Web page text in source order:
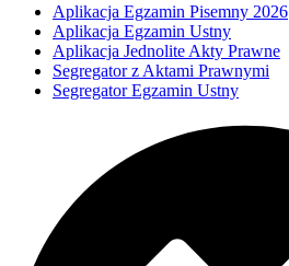
Aplikacja Egzamin Pisemny 2026
Aplikacja Egzamin Ustny
Aplikacja Jednolite Akty Prawne
Segregator z Aktami Prawnymi
Segregator Egzamin Ustny